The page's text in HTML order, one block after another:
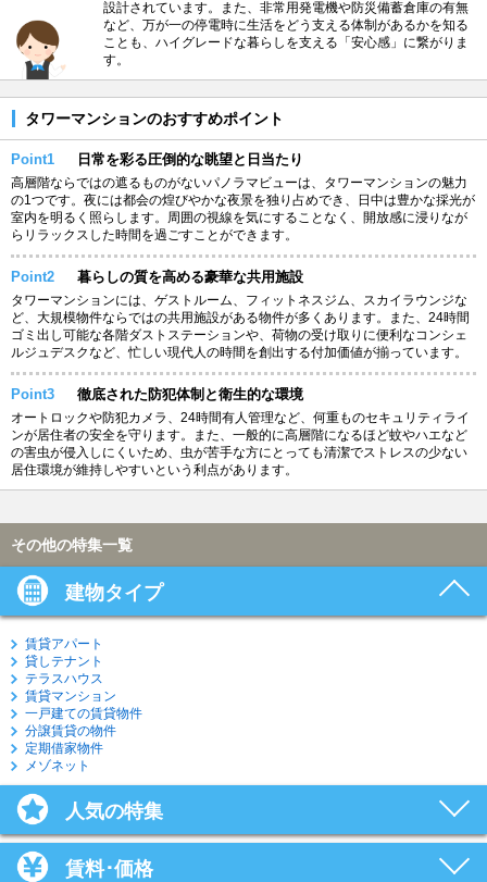
設計されています。また、非常用発電機や防災備蓄倉庫の有無
など、万が一の停電時に生活をどう支える体制があるかを知る
ことも、ハイグレードな暮らしを支える「安心感」に繋がりま
す。
タワーマンションのおすすめポイント
Point1 日常を彩る圧倒的な眺望と日当たり
高層階ならではの遮るものがないパノラマビューは、タワーマンションの魅力
の1つです。夜には都会の煌びやかな夜景を独り占めでき、日中は豊かな採光が
室内を明るく照らします。周囲の視線を気にすることなく、開放感に浸りなが
らリラックスした時間を過ごすことができます。
Point2 暮らしの質を高める豪華な共用施設
タワーマンションには、ゲストルーム、フィットネスジム、スカイラウンジな
ど、大規模物件ならではの共用施設がある物件が多くあります。また、24時間
ゴミ出し可能な各階ダストステーションや、荷物の受け取りに便利なコンシェ
ルジュデスクなど、忙しい現代人の時間を創出する付加価値が揃っています。
Point3 徹底された防犯体制と衛生的な環境
オートロックや防犯カメラ、24時間有人管理など、何重ものセキュリティライ
ンが居住者の安全を守ります。また、一般的に高層階になるほど蚊やハエなど
の害虫が侵入しにくいため、虫が苦手な方にとっても清潔でストレスの少ない
居住環境が維持しやすいという利点があります。
その他の特集一覧
建物タイプ
賃貸アパート
貸しテナント
テラスハウス
賃貸マンション
一戸建ての賃貸物件
分譲賃貸の物件
定期借家物件
メゾネット
人気の特集
賃料･価格